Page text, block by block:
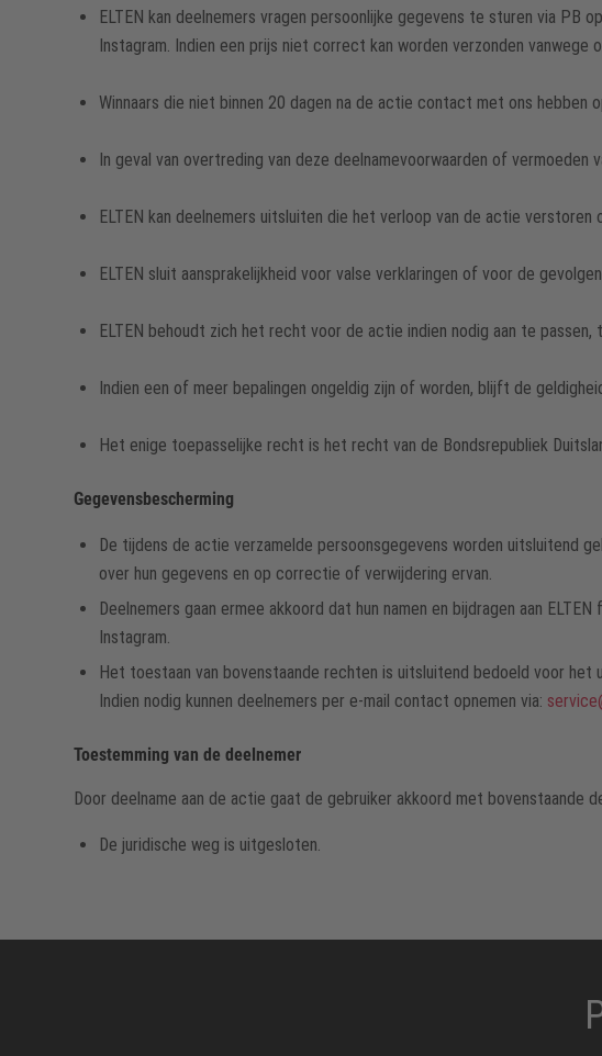
ELTEN kan deelnemers vragen persoonlijke gegevens te sturen via
Instagram. Indien een prijs niet correct kan worden verzonden
Winnaars die niet binnen 20 dagen na de actie contact met ons hebben
In geval van overtreding van deze deelnamevoorwaarden of vermoeden
ELTEN kan deelnemers uitsluiten die het verloop van de actie
ELTEN sluit aansprakelijkheid voor valse verklaringen of voor de
ELTEN behoudt zich het recht voor de actie indien nodig aan te passen,
Indien een of meer bepalingen ongeldig zijn of worden, blijft de
Het enige toepasselijke recht is het recht van de Bondsrepubliek
Gegevensbescherming
De tijdens de actie verzamelde persoonsgegevens worden uitsluitend
over hun gegevens en op correctie of verwijdering ervan.
Deelnemers gaan ermee akkoord dat hun namen en bijdragen aan
Instagram.
Het toestaan van bovenstaande rechten is uitsluitend bedoeld voor het
Indien nodig kunnen deelnemers per e-mail contact opnemen via:
Toestemming van de deelnemer
Door deelname aan de actie gaat de gebruiker akkoord met bovenstaande
De juridische weg is uitgesloten.